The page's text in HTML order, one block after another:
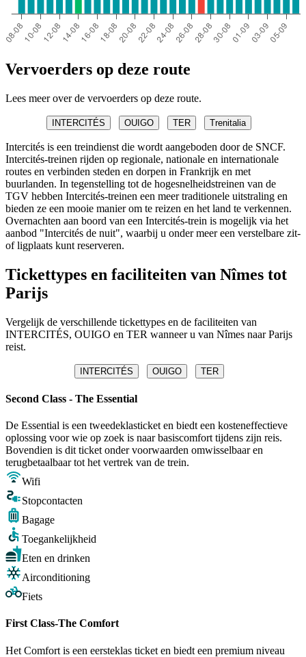
Vervoerders op deze route
Lees meer over de vervoerders op deze route.
INTERCITÉS OUIGO TER Trenitalia
Intercités is een treindienst die wordt aangeboden door de SNCF.
Intercités-treinen rijden op regionale, nationale en internationale
routes en verbinden steden en dorpen in Frankrijk en met
buurlanden. In tegenstelling tot de hogesnelheidstreinen van de
TGV hebben Intercités-treinen een meer traditionele uitstraling en
bieden ze een mooie manier om te reizen en het land te verkennen.
Overnachten aan boord van een Intercités-trein is mogelijk via het
aanbod "Intercités de nuit", waarbij u onder meer een verstelbare zit-
of ligplaats kunt reserveren.
Tickettypes en faciliteiten van Nîmes tot
Parijs
Vergelijk de verschillende tickettypes en de faciliteiten van
INTERCITÉS, OUIGO en TER wanneer u van Nîmes naar Parijs
reist.
INTERCITÉS OUIGO TER
Second Class - The Essential
De Essential is een tweedeklasticket en biedt een kosteneffectieve
oplossing voor wie op zoek is naar basiscomfort tijdens zijn reis.
Bovendien is dit ticket onder voorwaarden omwisselbaar en
terugbetaalbaar tot het vertrek van de trein.
Wifi
Stopcontacten
Bagage
Toegankelijkheid
Eten en drinken
Airconditioning
Fiets
First Class-The Comfort
Het Comfort is een eersteklas ticket en biedt een premium niveau